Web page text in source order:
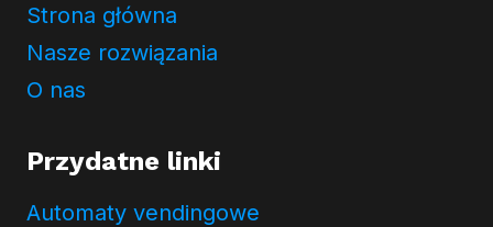
y
w
t
o
c
Strona główna
Nasze rozwiązania
O nas
Przydatne linki
Automaty vendingowe